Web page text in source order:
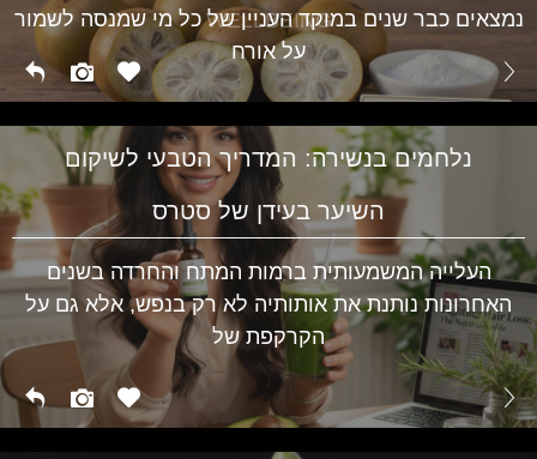
WELLBEING
נמצאים כבר שנים במוקד העניין של כל מי שמנסה לשמור
על אורח
נלחמים בנשירה: המדריך הטבעי לשיקום
השיער בעידן של סטרס
העלייה המשמעותית ברמות המתח והחרדה בשנים
האחרונות נותנת את אותותיה לא רק בנפש, אלא גם על
הקרקפת של